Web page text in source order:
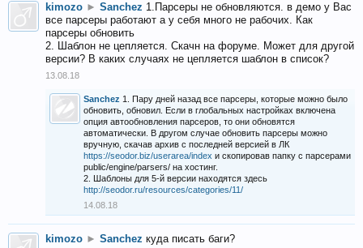
kimozo ► Sanchez 1.Парсеры не обновляются. в демо у Вас
все парсеры работают а у себя много не рабочих. Как
парсеры обновить
2. Шаблон не цепляется. Скачн на форуме. Может для другой
версии? В каких случаях не цепляется шаблон в список?
13.08.18
Sanchez 1. Пару дней назад все парсеры, которые можно было
обновить, обновил. Если в глобальных настройках включена
опция автообновления парсеров, то они обновятся
автоматически. В другом случае обновить парсеры можно
вручную, скачав архив с последней версией в ЛК
https://seodor.biz/userarea/index и скопировав папку с парсерами
public/engine/parsers/ на хостинг.
2. Шаблоны для 5-й версии находятся здесь
http://seodor.ru/resources/categories/11/
14.08.18
kimozo ► Sanchez куда писать баги?